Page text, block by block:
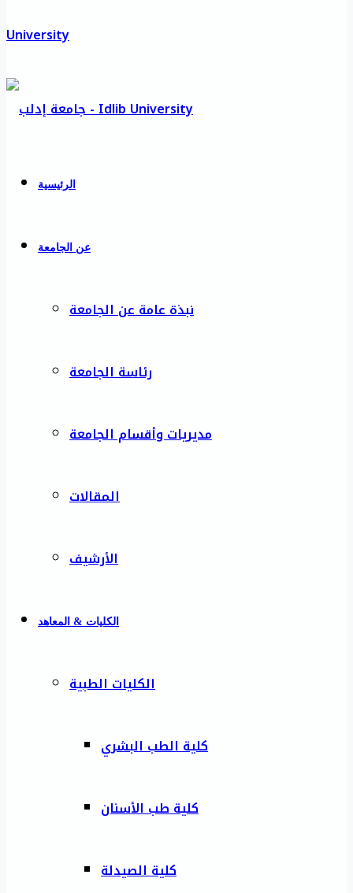
الرئيسية
عن الجامعة
نبذة عامة عن الجامعة
رئاسة الجامعة
مديريات وأقسام الجامعة
المقالات
الأرشيف
الكليات & المعاهد
الكليات الطبية
كلية الطب البشري
كلية طب الأسنان
كلية الصيدلة